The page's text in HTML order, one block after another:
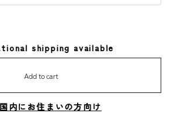
色や､色落ち､または移染する場合があります
は使用しないでください｡
放置せず形を整えてから陰干しにして乾かし
性がございます｡予めご了承下さい｡
shipping available
Add to cart
内にお住まいの方向け